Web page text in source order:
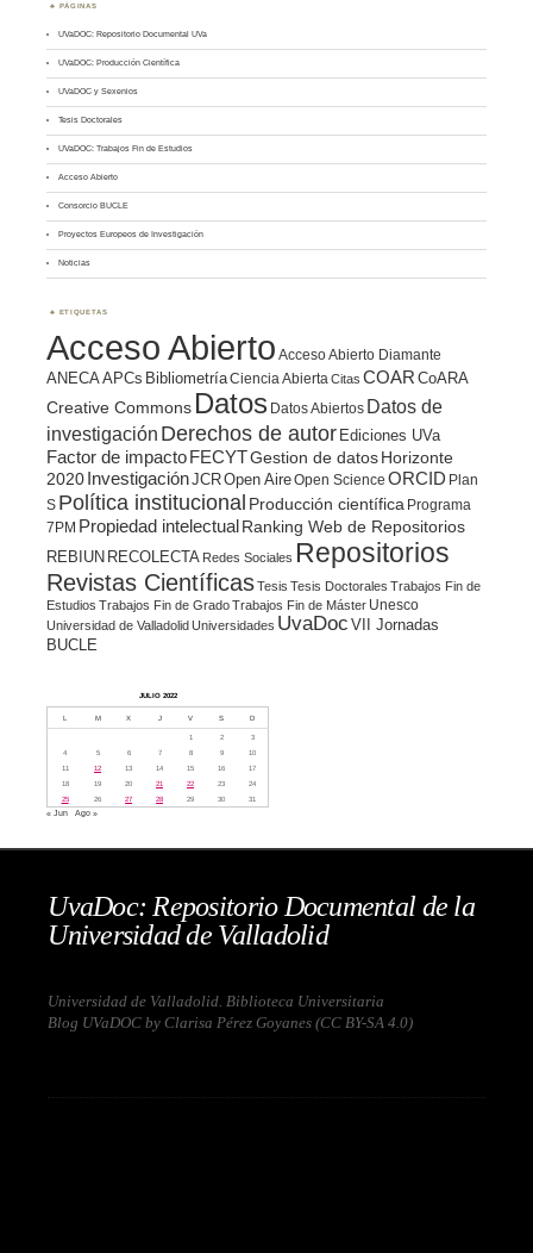
PÁGINAS
UVaDOC: Repositorio Documental UVa
UVaDOC: Producción Científica
UVaDOC y Sexenios
Tesis Doctorales
UVaDOC: Trabajos Fin de Estudios
Acceso Abierto
Consorcio BUCLE
Proyectos Europeos de Investigación
Noticias
ETIQUETAS
Acceso Abierto Acceso Abierto Diamante
ANECAAPCs BibliometríaCiencia Abierta Citas COAR CoARA
Creative Commons Datos Datos Abiertos Datos de
investigación Derechos de autor Ediciones UVa
Factor de impacto FECYTGestion de datosHorizonte
2020 InvestigaciónJCROpen AireOpen Science ORCID Plan
S Política institucional Producción científica Programa
7PM Propiedad intelectualRanking Web de Repositorios
REBIUN RECOLECTA Redes Sociales Repositorios
Revistas CientíficasTesis Tesis Doctorales Trabajos Fin de
Estudios Trabajos Fin de GradoTrabajos Fin de Máster Unesco
Universidad de Valladolid Universidades UvaDoc VII Jornadas
BUCLE
JULIO 2022
L M X J V S D
1 2
3
4
5 6 7 8 9
10
11
12 13 14 15 16
17
18
19 20 21 22 23
24
25
26 27 28 29 30 31
« Jun Ago »
UvaDoc: Repositorio Documental de la
Universidad de Valladolid
Universidad de Valladolid. Biblioteca Universitaria
Blog UVaDOC by Clarisa Pérez Goyanes (CC BY-SA 4.0)